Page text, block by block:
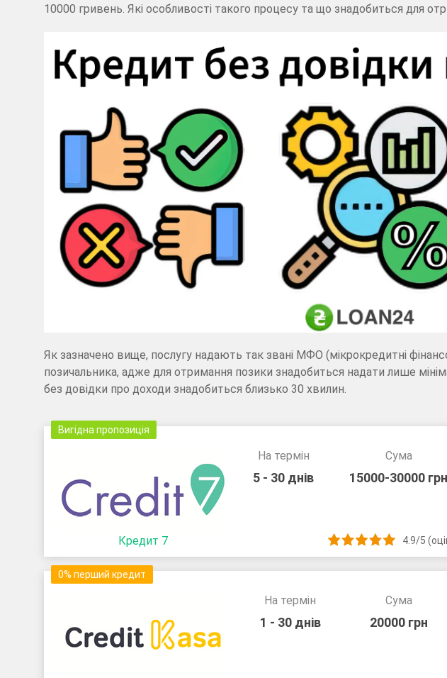
через Дія
Кредит для
Банки які
кредити
10000 гривень. Які особливості такого процесу та що знадобиться для
Як зазначено вище, послугу надають так звані МФО (мікрокредитні
позичальника, адже для отримання позики знадобиться надати лише
без довідки про доходи знадобиться близько 30 хвилин.
Вигідна пропозиція
Кредит 7
На термін
5 - 30 днів
Сума
15000-30000 грн
4.9/5
0% перший кредит
На термін
1 - 30 днів
Сума
20000 грн